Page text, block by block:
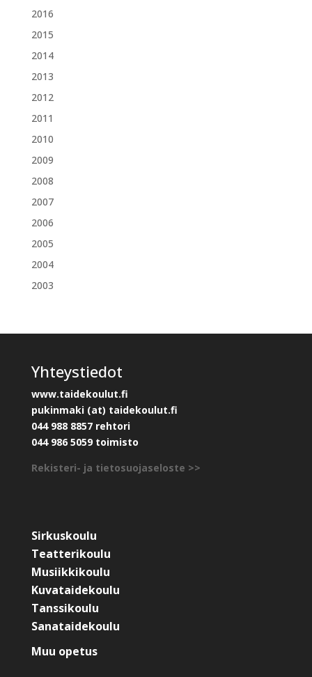
2016
2015
2014
2013
2012
2011
2010
2009
2008
2007
2006
2005
2004
2003
Yhteystiedot
www.taidekoulut.fi
pukinmaki (at) taidekoulut.fi
044 988 8857 rehtori
044 986 5059 toimisto
Rekisteri- ja tietosuojaseloste >>
Sirkuskoulu
Teatterikoulu
Musiikkikoulu
Kuvataidekoulu
Tanssikoulu
Sanataidekoulu
Muu opetus